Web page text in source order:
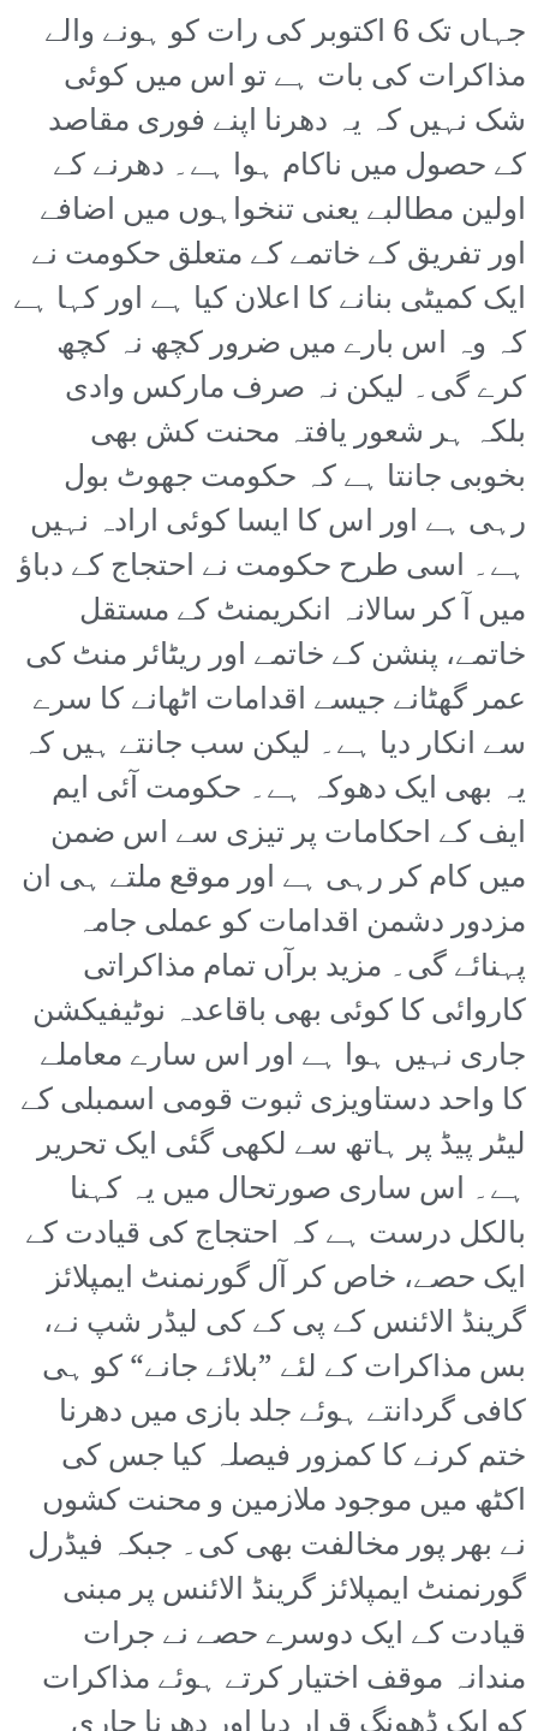
جہاں تک 6 اکتوبر کی رات کو ہونے والے
مذاکرات کی بات ہے تو اس میں کوئی
شک نہیں کہ یہ دھرنا اپنے فوری مقاصد
کے حصول میں ناکام ہوا ہے۔ دھرنے کے
اولین مطالبے یعنی تنخواہوں میں اضافے
اور تفریق کے خاتمے کے متعلق حکومت نے
ایک کمیٹی بنانے کا اعلان کیا ہے اور کہا ہے
کہ وہ اس بارے میں ضرور کچھ نہ کچھ
کرے گی۔ لیکن نہ صرف مارکس وادی
بلکہ ہر شعور یافتہ محنت کش بھی
بخوبی جانتا ہے کہ حکومت جھوٹ بول
رہی ہے اور اس کا ایسا کوئی ارادہ نہیں
ہے۔ اسی طرح حکومت نے احتجاج کے دباؤ
میں آ کر سالانہ انکریمنٹ کے مستقل
خاتمے، پنشن کے خاتمے اور ریٹائر منٹ کی
عمر گھٹانے جیسے اقدامات اٹھانے کا سرے
سے انکار دیا ہے۔ لیکن سب جانتے ہیں کہ
یہ بھی ایک دھوکہ ہے۔ حکومت آئی ایم
ایف کے احکامات پر تیزی سے اس ضمن
میں کام کر رہی ہے اور موقع ملتے ہی ان
مزدور دشمن اقدامات کو عملی جامہ
پہنائے گی۔ مزید برآں تمام مذاکراتی
کاروائی کا کوئی بھی باقاعدہ نوٹیفیکشن
جاری نہیں ہوا ہے اور اس سارے معاملے
کا واحد دستاویزی ثبوت قومی اسمبلی کے
لیٹر پیڈ پر ہاتھ سے لکھی گئی ایک تحریر
ہے۔ اس ساری صورتحال میں یہ کہنا
بالکل درست ہے کہ احتجاج کی قیادت کے
ایک حصے، خاص کر آل گورنمنٹ ایمپلائز
گرینڈ الائنس کے پی کے کی لیڈر شپ نے،
بس مذاکرات کے لئے ”بلائے جانے“ کو ہی
کافی گردانتے ہوئے جلد بازی میں دھرنا
ختم کرنے کا کمزور فیصلہ کیا جس کی
اکٹھ میں موجود ملازمین و محنت کشوں
نے بھر پور مخالفت بھی کی۔ جبکہ فیڈرل
گورنمنٹ ایمپلائز گرینڈ الائنس پر مبنی
قیادت کے ایک دوسرے حصے نے جرات
مندانہ موقف اختیار کرتے ہوئے مذاکرات